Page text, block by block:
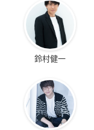
鈴村健一